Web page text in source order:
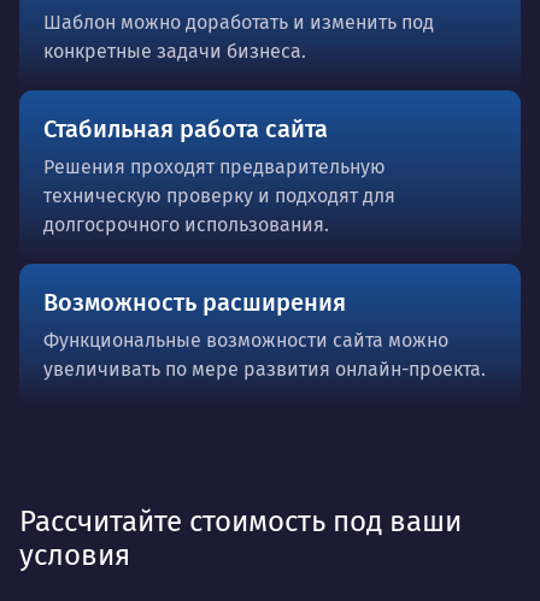
Шаблон можно доработать и изменить под
конкретные задачи бизнеса.
Стабильная работа сайта
Решения проходят предварительную
техническую проверку и подходят для
долгосрочного использования.
Возможность расширения
Функциональные возможности сайта можно
увеличивать по мере развития онлайн-проекта.
Рассчитайте стоимость под ваши
условия